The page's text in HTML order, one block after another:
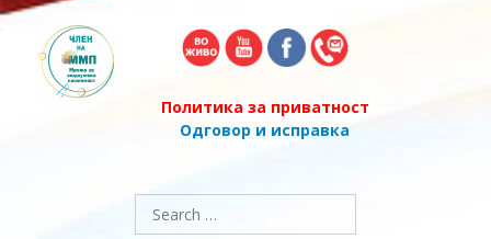
Политика за приватност
Одговор и исправка
Search
for: